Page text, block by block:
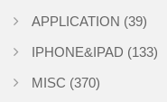
APPLICATION (39)
IPHONE&IPAD (133)
MISC (370)